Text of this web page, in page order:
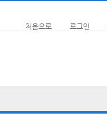
처음으로
로그인